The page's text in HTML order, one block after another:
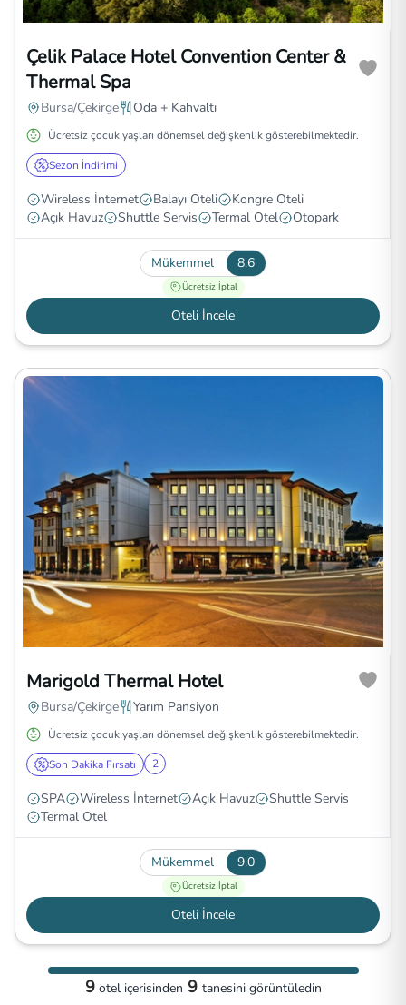
Çelik Palace Hotel Convention Center &
Thermal Spa
Bursa/Çekirge Oda + Kahvaltı
Ücretsiz çocuk yaşları dönemsel değişkenlik gösterebilmektedir.
Sezon İndirimi
Wireless İnternet Balayı Oteli
Kongre Oteli
Açık Havuz
Shuttle Servis Termal Otel Otopark
Mükemmel 8.6
Ücretsiz İptal
Oteli İncele
Marigold Thermal Hotel
Bursa/Çekirge Yarım Pansiyon
Ücretsiz çocuk yaşları dönemsel değişkenlik gösterebilmektedir.
Son Dakika Fırsatı 2
SPA Wireless İnternet Açık Havuz
Shuttle Servis
Termal Otel
Mükemmel 9.0
Ücretsiz İptal
Oteli İncele
9 oteliçerisinden 9 tanesini görüntüledin